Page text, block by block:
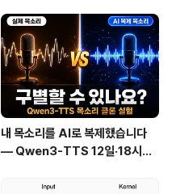
(Web Clipper)
내 목소리를 AI로 복제했습니다
— Qwen3-TTS 12일·18시간